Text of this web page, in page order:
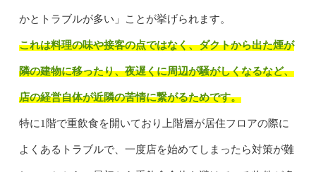
かとトラブルが多い」ことが挙げられます。
これは料理の味や接客の点ではなく、ダクトから出た煙が
隣の建物に移ったり、夜遅くに周辺が騒がしくなるなど、
店の経営自体が近隣の苦情に繋がるためです。
特に1階で重飲食を開いており上階層が居住フロアの際に
よくあるトラブルで、一度店を始めてしまったら対策が難